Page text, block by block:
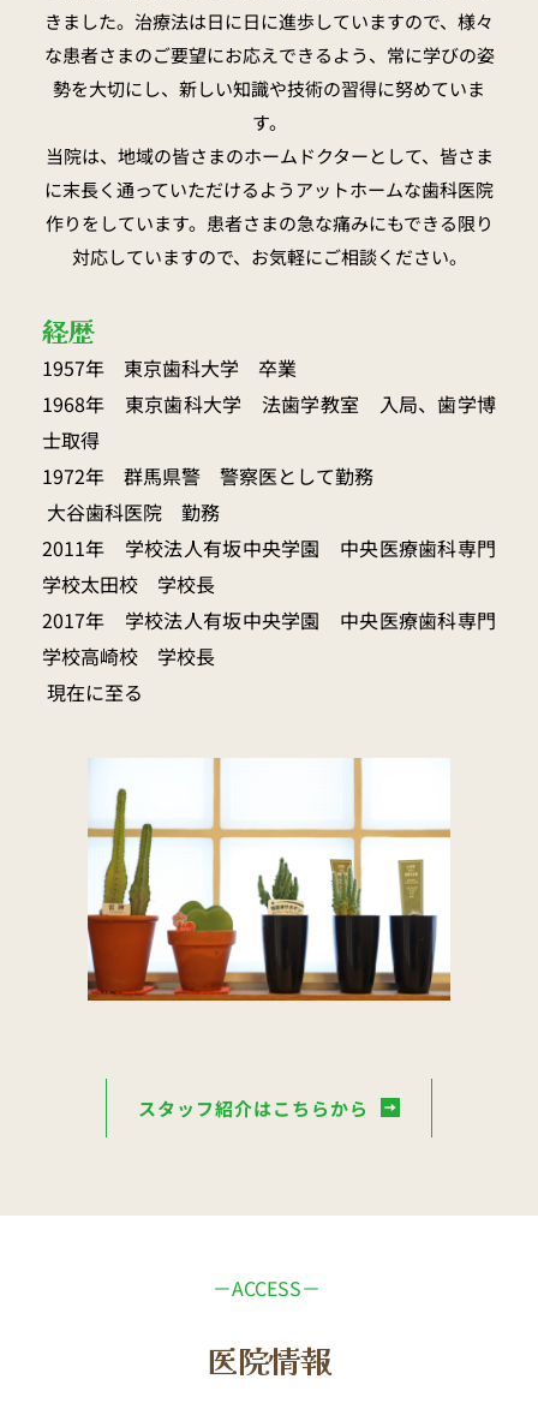
きました。治療法は日に日に進歩していますので、様々
な患者さまのご要望にお応えできるよう、常に学びの姿
勢を大切にし、新しい知識や技術の習得に努めていま
す。
当院は、地域の皆さまのホームドクターとして、皆さま
に末長く通っていただけるようアットホームな歯科医院
作りをしています。患者さまの急な痛みにもできる限り
対応していますので、お気軽にご相談ください。
経歴
1957年　東京歯科大学　卒業
1968年　東京歯科大学　法歯学教室　入局、歯学博
士取得
1972年　群馬県警　警察医として勤務
大谷歯科医院　勤務
2011年　学校法人有坂中央学園　中央医療歯科専門
学校太田校　学校長
2017年　学校法人有坂中央学園　中央医療歯科専門
学校高崎校　学校長
現在に至る
スタッフ紹介はこちらから
－ACCESS－
医院情報